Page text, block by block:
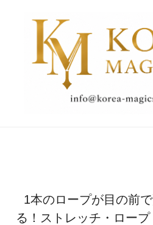
1本のロープが目の前
る！ストレッチ・ロー